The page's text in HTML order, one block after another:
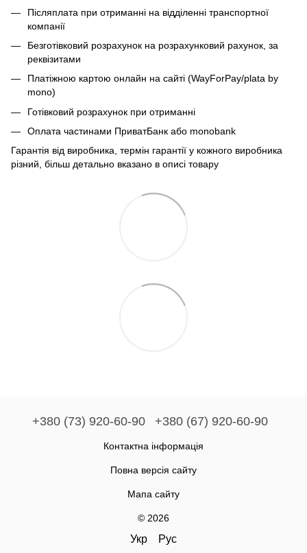
Післяплата при отриманні на відділенні транспортної
компанії
Безготівковий розрахунок на розрахунковий рахунок, за
реквізитами
Платіжною картою онлайн на сайті (WayForPay/plata by
mono)
Готівковий розрахунок при отриманні
Оплата частинами ПриватБанк або monobank
Гарантія від виробника, термін гарантії у кожного виробника
різний, більш детально вказано в описі товару
+380 (73) 920-60-90 +380 (67) 920-60-90
Контактна інформація
Повна версія сайту
Мапа сайту
© 2026
Укр Рус